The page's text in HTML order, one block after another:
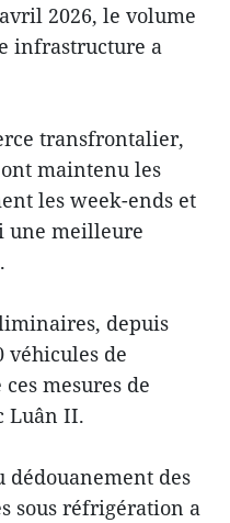
2026, le volume
infrastructure a
transfrontalier,
maintenu les
les week-ends et
une meilleure
depuis
véhicules de
mesures de
Luân II.
dédouanement des
sous réfrigération a